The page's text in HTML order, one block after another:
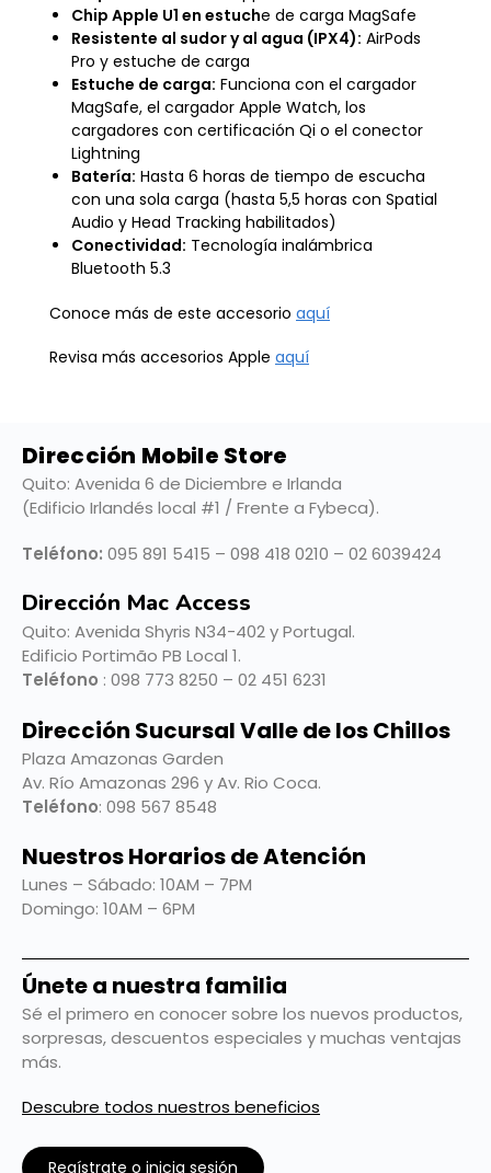
Chip Apple U1 en estuche de carga MagSafe
Resistente al sudor y al agua (IPX4): AirPods
Pro y estuche de carga
Estuche de carga: Funciona con el cargador
MagSafe, el cargador Apple Watch, los
cargadores con certificación Qi o el conector
Lightning
Batería: Hasta 6 horas de tiempo de escucha
con una sola carga (hasta 5,5 horas con Spatial
Audio y Head Tracking habilitados)
Conectividad: Tecnología inalámbrica
Bluetooth 5.3
Conoce más de este accesorio aquí
Revisa más accesorios Apple aquí
Dirección Mobile Store
Quito: Avenida 6 de Diciembre e Irlanda
(Edificio Irlandés local #1 / Frente a Fybeca).
Teléfono: 095 891 5415 – 098 418 0210 – 02 6039424
Dirección Mac Access
Quito: Avenida Shyris N34-402 y Portugal.
Edificio Portimão PB Local 1.
Teléfono : 098 773 8250 – 02 451 6231
Dirección Sucursal Valle de los Chillos
Plaza Amazonas Garden
Av. Río Amazonas 296 y Av. Rio Coca.
Teléfono: 098 567 8548
Nuestros Horarios de Atención
Lunes – Sábado: 10AM – 7PM
Domingo: 10AM – 6PM
Únete a nuestra familia
Sé el primero en conocer sobre los nuevos productos,
sorpresas, descuentos especiales y muchas ventajas
más.
Descubre todos nuestros beneficios
Regístrate o inicia sesión